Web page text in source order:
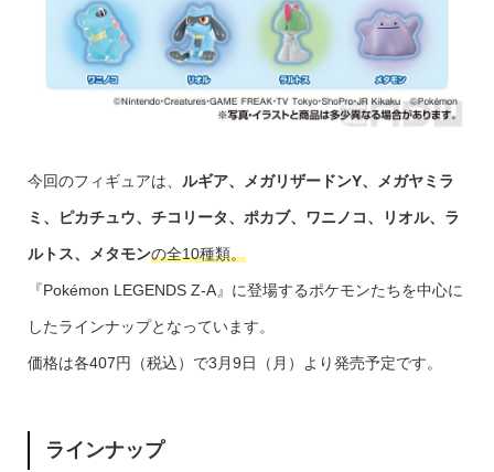
今回のフィギュアは、 ルギア、メガリザードンY、メガヤミラ
ミ、ピカチュウ、チコリータ、ポカブ、ワニノコ、リオル、ラ
ルトス、メタモンの全10種類。
『Pokémon LEGENDS Z-A』に登場するポケモンたちを中心に
したラインナップとなっています。
価格は各407円（税込）で3月9日（月）より発売予定です。
ラインナップ